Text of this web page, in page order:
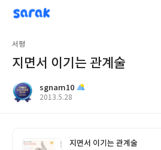
sarak
sgnam10
서평
지면서 이기는 관계술
sgnam10
작
2013.5.28
지면서 이기는 관계술